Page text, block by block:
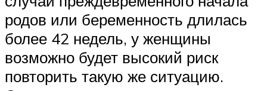
родов или беременность длилась
более 42 недель, у женщины
возможно будет высокий риск
повторить такую же ситуацию.